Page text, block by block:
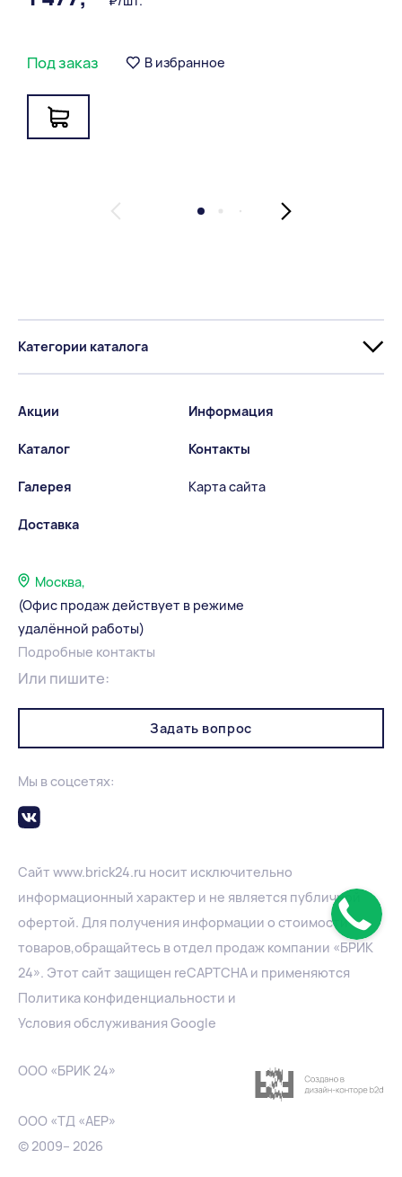
Под заказ В избранное
Категории каталога
Акции
Каталог
Галерея
Доставка
Информация
Контакты
Карта сайта
Москва,
(Офис продаж действует в режиме
удалённой работы)
Подробные контакты
Или пишите:
Задать вопрос
Мы в соцсетях:
Сайт www.brick24.ru носит исключительно
информационный характер и не является публичной
офертой. Для получения информации о стоимости
товаров,обращайтесь в отдел продаж компании «БРИК
24». Этот сайт защищен reCAPTCHA и применяются
Политика конфиденциальности и
Условия обслуживания Google
ООО «БРИК 24»
ООО «ТД «АЕР»
© 2009– 2026